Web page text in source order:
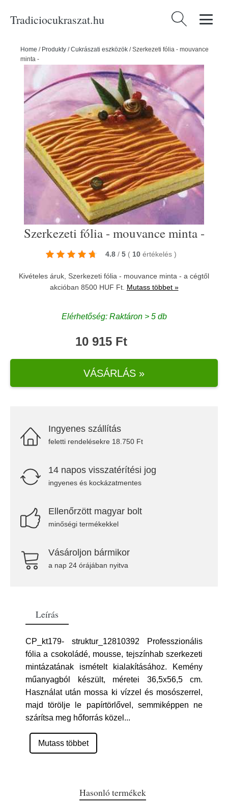
Tradiciocukraszat.hu Keresés:
Home / Produkty /Cukrászati eszközök /Szerkezeti fólia - mouvance
minta -
Szerkezeti fólia - mouvance minta -
4.8 / 5 ( 10 értékelés )
Kivételes áruk, Szerkezeti fólia - mouvance minta - a cégtől
akcióban 8500 HUF Ft. Mutass többet »
Elérhetőség: Raktáron > 5 db
10 915 Ft
VÁSÁRLÁS »
Ingyenes szállítás
feletti rendelésekre 18.750 Ft
14 napos visszatérítési jog
ingyenes és kockázatmentes
Ellenőrzött magyar bolt
minőségi termékekkel
Vásároljon bármikor
a nap 24 órájában nyitva
Leírás
CP_kt179- struktur_12810392 Professzionális
fólia a csokoládé, mousse, tejszínhab szerkezeti
mintázatának ismételt kialakításához. Kemény
műanyagból készült, méretei 36,5x56,5 cm.
Használat után mossa ki vízzel és mosószerrel,
majd törölje le papírtörlővel, semmiképpen ne
szárítsa meg hőforrás közel ...
Mutass többet
Hasonló termékek